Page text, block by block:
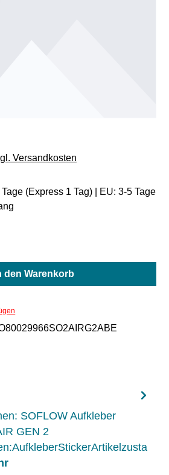
Versandkosten
(Express 1 Tag) | EU: 3-5 Tage
Gib den gewünschten
den Warenkorb
SOFLOW Aufkleber
GEN 2